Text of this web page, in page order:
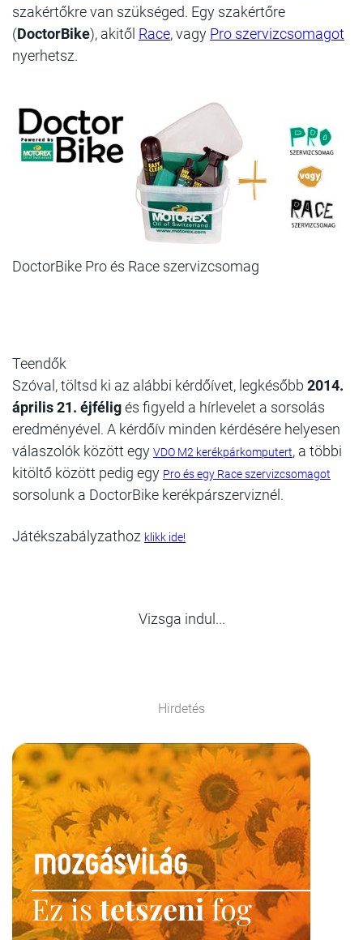
szakértőkre van szükséged. Egy szakértőre
(DoctorBike), akitől Race, vagy Pro szervizcsomagot
nyerhetsz.
DoctorBike Pro és Race szervizcsomag
Teendők
Szóval, töltsd ki az alábbi kérdőívet, legkésőbb 2014.
április 21. éjféligés figyeld a hírlevelet a sorsolás
eredményével. A kérdőív minden kérdésére helyesen
válaszolók között egy VDO M2 kerékpárkomputert, a többi
kitöltő között pedig egy Pro és egy Race szervizcsomagot
sorsolunk a DoctorBike kerékpárszerviznél.
Játékszabályzathoz klikk ide!
Vizsga indul...
Hirdetés
Ez istetszenifog